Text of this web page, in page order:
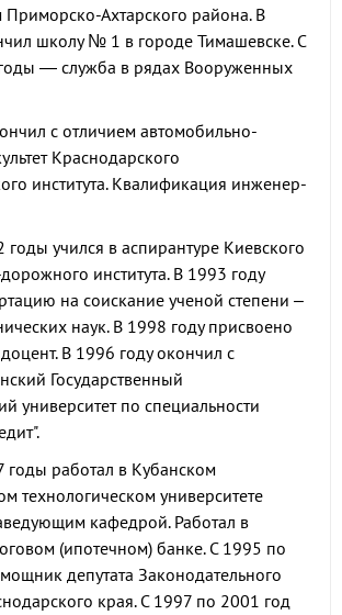
Ахтарского района. В
школу № 1 в городе Тимашевске. С
— служба в рядах Вооруженных
с отличием автомобильно-
Краснодарского
института. Квалификация инженер-
учился в аспирантуре Киевского
института. В 1993 году
на соискание ученой степени –
наук. В 1998 году присвоено
В 1996 году окончил с
Государственный
университет по специальности
годы работал в Кубанском
технологическом университете
кафедрой. Работал в
(ипотечном) банке. С 1995 по
депутата Законодательного
края. С 1997 по 2001 год